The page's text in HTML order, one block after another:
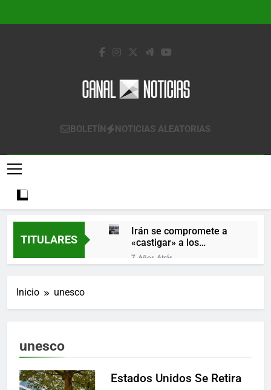
Canal Noticias
Canal Noticias
BOLETÍN NOTICIAS ALEATORIAS
TITULARES
Irán se compromete a
«castigar» a los
responsables de
derribar un avión
7 Años Atrás
Los últimos paquetes
muere a los 44 años
7 Años Atrás
Inicio unesco
unesco
Estados Unidos Se Retira